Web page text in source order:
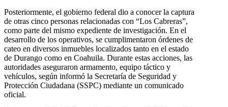
Posteriormente, el gobierno federal dio a conocer la captura
de otras cinco personas relacionadas con “Los Cabreras”,
como parte del mismo expediente de investigación. En el
desarrollo de los operativos, se cumplimentaron órdenes de
cateo en diversos inmuebles localizados tanto en el estado
de Durango como en Coahuila. Durante estas acciones, las
autoridades aseguraron armamento, equipo táctico y
vehículos, según informó la Secretaría de Seguridad y
Protección Ciudadana (SSPC) mediante un comunicado
oficial.